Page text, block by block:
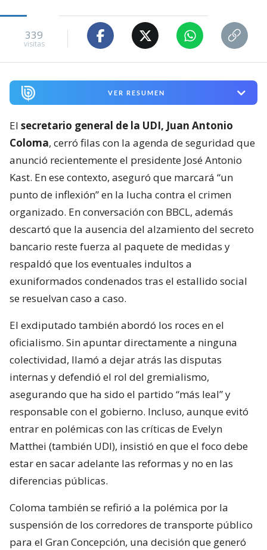
339
visitas
VER RESUMEN
El secretario general de la UDI, Juan Antonio
Coloma, cerró filas con la agenda de seguridad que
anunció recientemente el presidente José Antonio
Kast. En ese contexto, aseguró que marcará “un
punto de inflexión” en la lucha contra el crimen
organizado. En conversación con BBCL, además
descartó que la ausencia del alzamiento del secreto
bancario reste fuerza al paquete de medidas y
respaldó que los eventuales indultos a
exuniformados condenados tras el estallido social
se resuelvan caso a caso.
El exdiputado también abordó los roces en el
oficialismo. Sin apuntar directamente a ninguna
colectividad, llamó a dejar atrás las disputas
internas y defendió el rol del gremialismo,
asegurando que ha sido el partido “más leal” y
responsable con el gobierno. Incluso, aunque evitó
entrar en polémicas con las críticas de Evelyn
Matthei (también UDI), insistió en que el foco debe
estar en sacar adelante las reformas y no en las
diferencias públicas.
Coloma también se refirió a la polémica por la
suspensión de los corredores de transporte público
para el Gran Concepción, una decisión que generó